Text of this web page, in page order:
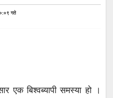
गते
एक बिश्वब्यापी समस्या हो ।